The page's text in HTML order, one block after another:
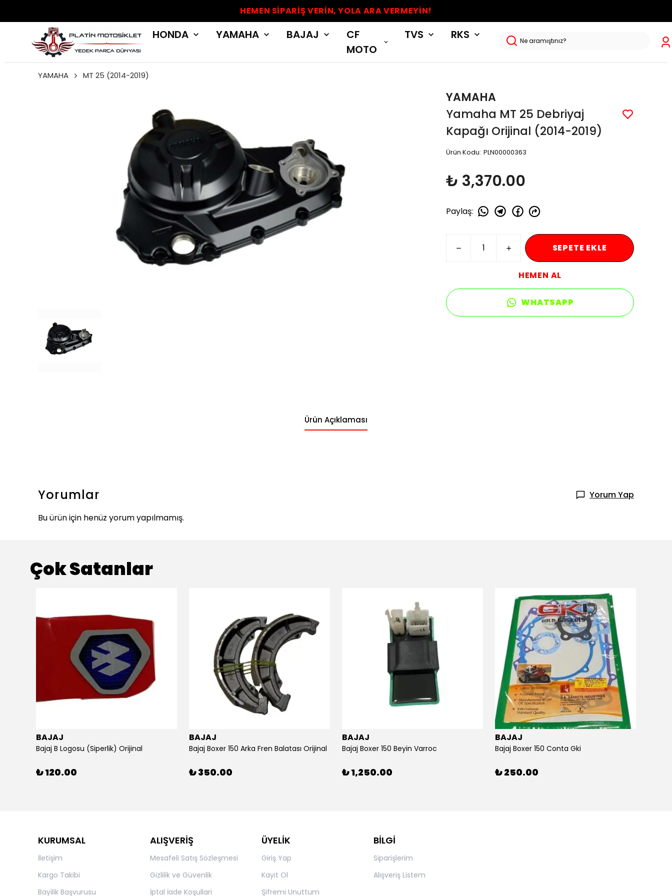
HEMEN SİPARİŞ VERİN, YOLA ARA VERMEYİN!
HONDA YAMAHA BAJAJ
CF
MOTO
TVS RKS
YAMAHA MT 25 (2014-2019)
YAMAHA
Yamaha MT 25 Debriyaj
Kapağı Orijinal (2014-2019)
Ürün Kodu: PLN00000363
₺ 3,370.00
Paylaş:
SEPETE EKLE
HEMEN AL
WHATSAPP
Ürün Açıklaması
Yorumlar
Yorum Yap
Bu ürün için henüz yorum yapılmamış.
Çok Satanlar
BAJAJ
Bajaj B Logosu (Siperlik) Orijinal
₺ 120.00
BAJAJ
Bajaj Boxer 150 Arka Fren Balatası Orijinal
₺ 350.00
BAJAJ
Bajaj Boxer 150 Beyin Varroc
₺ 1,250.00
BAJAJ
Bajaj Boxer 150 Conta Gki
₺ 250.00
KURUMSAL
İletişim
Kargo Takibi
Bayilik Başvurusu
ALIŞVERİŞ
Mesafeli Satış Sözleşmesi
Gizlilik ve Güvenlik
İptal İade Koşullari
ÜYELİK
Giriş Yap
Kayıt Ol
Şifremi Unuttum
BİLGİ
Siparişlerim
Alışveriş Listem